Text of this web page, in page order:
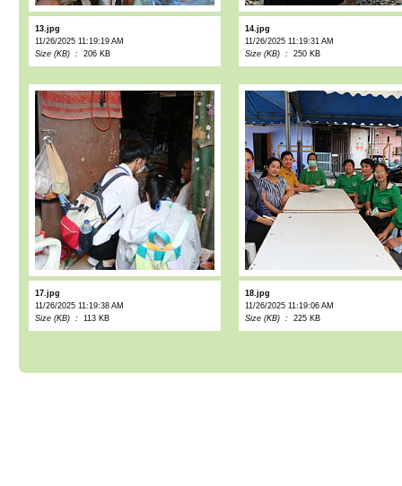
13.jpg
11/26/2025 11:19:19 AM
Size (KB) : 206 KB
14.jpg
11/26/2025 11:19:31 AM
Size (KB) : 250 KB
17.jpg
11/26/2025 11:19:38 AM
Size (KB) : 113 KB
18.jpg
11/26/2025 11:19:06 AM
Size (KB) : 225 KB